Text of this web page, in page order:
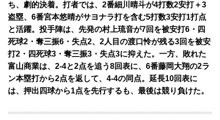
ち、劇的決着。打者では、2番細川晴斗が4打数2安打＋3
盗塁、6番宮本悠晴がサヨナラ打を含む5打数3安打1打点
と活躍。投手陣は、先発の村上琉音が7回を被安打6・四
死球2・奪三振6・失点2、2人目の渡口怜が残る3回を被安
打2・四死球3・奪三振3・失点3に抑えた。一方、敗れた
富山商業は、2-4と2点を追う8回表に、6番藤岡大翔の2ラ
ン本塁打から2点を返して、4-4の同点。延長10回表に
は、押出四球から1点を先行するも、最後は競り負けた。